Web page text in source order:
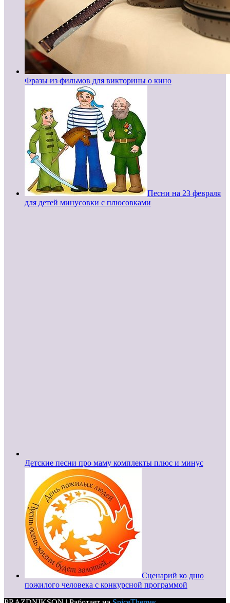
Фразы из фильмов для викторины о кино
Песни на 23 февраля
для детей минусовки с плюсовками
Детские песни про маму комплекты плюс и минус
Сценарий ко дню
пожилого человека с конкурсной программой